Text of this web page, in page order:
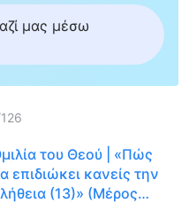
μας μέσω
126
του Θεού | «Πώς
επιδιώκει κανείς την
(13)» (Μέρος